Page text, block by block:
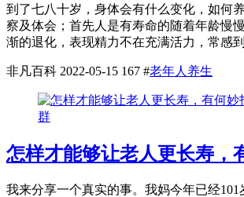
到了七八十岁，身体会有什么变化，如何
察及体会；首先人是有寿命的随着年龄慢
渐的退化，表现精力不在充满活力，常感
非凡百科 2022-05-15 167 #老年人养生
群
怎样才能够让老人更长寿，
我来分享一个真实的事。我妈今年已经101